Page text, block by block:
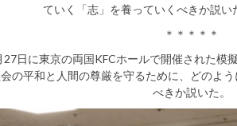
ていく「志」を養っていくべきか説い
＊＊＊＊ ＊
日に東京の両国KFCホールで開催された模
の平和と人間の尊厳を守るために、どのよ
べきか説いた。